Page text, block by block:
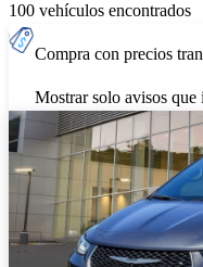
100 vehículos encontrados
Compra con precios
Mostrar solo avisos que